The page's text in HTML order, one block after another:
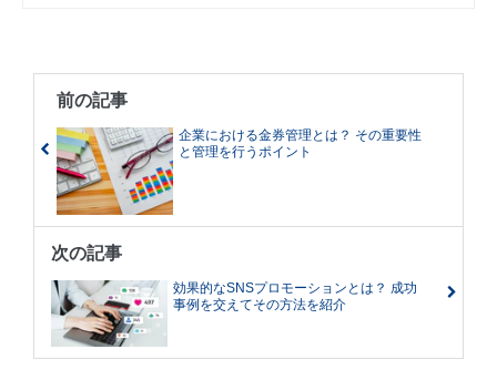
前の記事
企業における金券管理とは？ その重要性
と管理を行うポイント
次の記事
効果的なSNSプロモーションとは？ 成功
事例を交えてその方法を紹介